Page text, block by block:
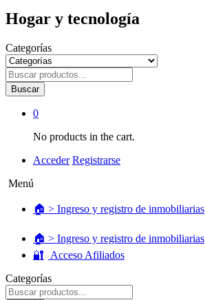
Hogar y tecnología
Categorías
Buscar
0
No products in the cart.
Acceder Registrarse
Menú
🏠 > Ingreso y registro de inmobiliarias
🏠 > Ingreso y registro de inmobiliarias
🔐
Acceso Afiliados
Categorías